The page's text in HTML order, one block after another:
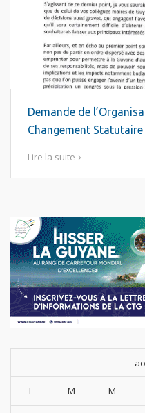
Demande de
Changement Statutaire
Lire la suite
L M M